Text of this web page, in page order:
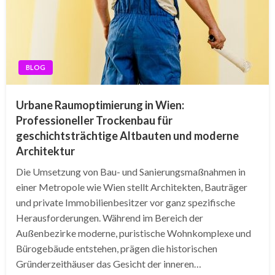
BLOG
Urbane Raumoptimierung in Wien:
Professioneller Trockenbau für
geschichtsträchtige Altbauten und moderne
Architektur
Die Umsetzung von Bau- und Sanierungsmaßnahmen in
einer Metropole wie Wien stellt Architekten, Bauträger
und private Immobilienbesitzer vor ganz spezifische
Herausforderungen. Während im Bereich der
Außenbezirke moderne, puristische Wohnkomplexe und
Bürogebäude entstehen, prägen die historischen
Gründerzeithäuser das Gesicht der inneren…